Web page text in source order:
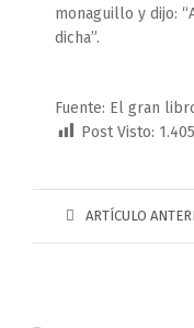
monaguillo y dijo:
dicha”.
Fuente: El gran
Post Visto: 1.405
ARTÍCULO